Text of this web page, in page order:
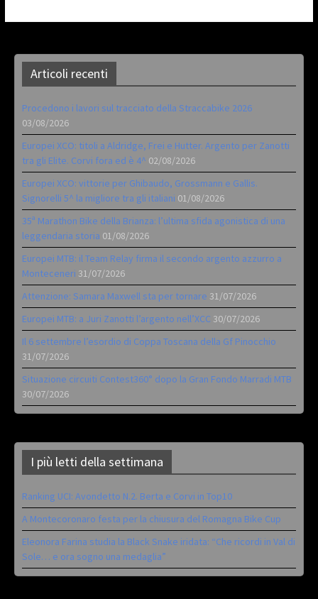
Articoli recenti
Procedono i lavori sul tracciato della Straccabike 2026
03/08/2026
Europei XCO: titoli a Aldridge, Frei e Hutter. Argento per Zanotti
tra gli Elite. Corvi fora ed è 4^ 02/08/2026
Europei XCO: vittorie per Ghibaudo, Grossmann e Gallis.
Signorelli 5^ la migliore tra gli italiani 01/08/2026
35ª Marathon Bike della Brianza: l’ultima sfida agonistica di una
leggendaria storia 01/08/2026
Europei MTB: il Team Relay firma il secondo argento azzurro a
Monteceneri 31/07/2026
Attenzione: Samara Maxwell sta per tornare 31/07/2026
Europei MTB: a Juri Zanotti l’argento nell’XCC 30/07/2026
Il 6 settembre l’esordio di Coppa Toscana della Gf Pinocchio
31/07/2026
Situazione circuiti Contest360° dopo la Gran Fondo Marradi MTB
30/07/2026
I più letti della settimana
Ranking UCI: Avondetto N.2. Berta e Corvi in Top10
A Montecoronaro festa per la chiusura del Romagna Bike Cup
Eleonora Farina studia la Black Snake iridata: “Che ricordi in Val di
Sole… e ora sogno una medaglia”